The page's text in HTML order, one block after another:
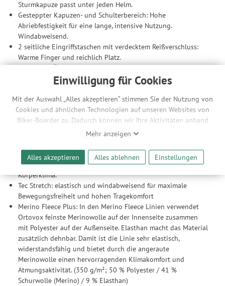
Einwilligung für Cookies
Mit der Auswahl „Alles akzeptieren“ stimmen Sie der Nutzung von
Cookies und ähnlichen Technologien auf unseren Websites von
Biker-Boarder zu. Dadurch können wir Ihre Aktivitäten anhand
Ihrer Geräte- und Browsereinstellungen nachvollziehen. Dies
Werbeanzeigen für Sie bereitzustellen sowie Funktionalitäten
unserer Website sicherzustellen und stetig zu verbessern. Dabei
werden Ihre Daten auch an Drittanbieter und Werbepartner
weitergegeben. Die Verarbeitung erfolgt ausschließlich zum
Zwecke der Einbindung von Streaming-Inhalten und der
Durchführung von statistischer Analyse, Reichweitenmessungen,
Produktempfehlungen und nutzungsbasierter Werbung.
Informationen zu den einzelnen Funktionen, den Drittanbietern
und der Speicherdauer finden Sie unter Einstellungen. Diese
Einwilligung ist freiwillig, für die Nutzung unserer Website nicht
erforderlich und gilt, bis sie widerrufen wird. Sie können Ihre
Einwilligung unter Einstellungen lediglich für bestimmte
Drittanbieter erteilen und jederzeit für die Zukunft widerrufen.
Mehr anzeigen
Alles akzeptieren Alles ablehnen Einstellungen
Sturmkapuze passt unter jeden Helm.
Gesteppter Kapuzen- und Schulterbereich: Hohe
Abriebfestigkeit für eine lange, intensive Nutzung.
Windabweisend.
2 seitliche Eingriffstaschen mit verdecktem Reißverschluss:
Warme Finger und reichlich Platz.
Elastischer Ärmelsaum
Material Eigenschaften
Komfortables Tragegefühl
Material
Merino Inside: Ortovoxs nachhaltige Merinowolle stammt aus
weich, pflegeleicht und sorgt dank feuchtigkeits- und
temperaturregulierenden Eigenschaften für ein optimales
Körperklima.
Tec Stretch: elastisch und windabweisend für maximale
Bewegungsfreiheit und hohen Tragekomfort
Merino Fleece Plus: In den Merino Fleece Linien verwendet
Ortovox feinste Merinowolle auf der Innenseite zusammen
mit Polyester auf der Außenseite. Elasthan macht das Material
zusätzlich dehnbar. Damit ist die Linie sehr elastisch,
widerstandsfähig und bietet durch die angeraute
Merinowolle einen hervorragenden Klimakomfort und
Atmungsaktivität. (350 g/m²; 50 % Polyester / 41 %
Schurwolle (Merino) / 9 % Elasthan)